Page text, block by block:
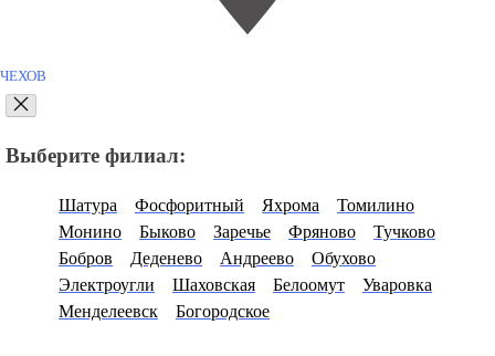
ЧЕХОВ
Выберите филиал:
Шатура Фосфоритный Яхрома
Томилино
Монино
Быково Заречье Фряново
Тучково
Бобров
Деденево Андреево
Обухово
Электроугли
Шаховская Белоомут
Уваровка
Менделеевск
Богородское